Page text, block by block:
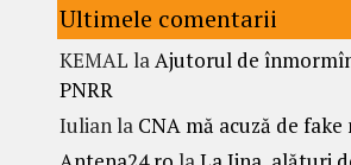
Ultimele comentarii
KEMAL laAjutorul de
PNRR
Iulianla CNA mă acuză de fake